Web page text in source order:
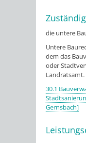
die untere
Untere
dem das
oder
Landratsamt.
30.1
Gernsbach]